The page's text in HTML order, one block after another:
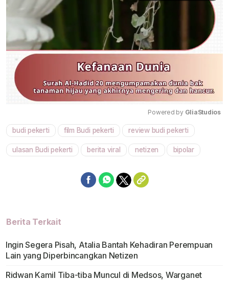
Mute
Powered by GliaStudios
budi pekerti film Budi pekerti review budi pekerti
ulasan Budi pekerti berita viral netizen bipolar
Berita Terkait
Ingin Segera Pisah, Atalia Bantah Kehadiran Perempuan
Lain yang Diperbincangkan Netizen
Ridwan Kamil Tiba-tiba Muncul di Medsos, Warganet